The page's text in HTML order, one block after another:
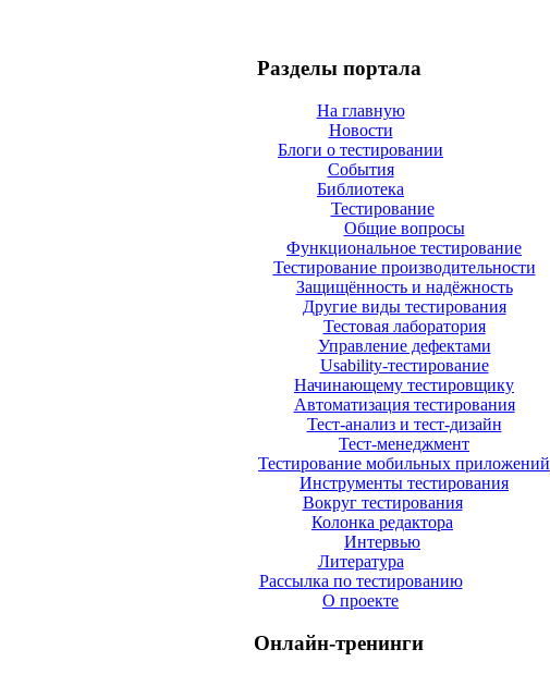
Разделы портала
На главную
Новости
Блоги о тестировании
События
Библиотека
Тестирование
Общие вопросы
Функциональное тестирование
Тестирование производительности
Защищённость и надёжность
Другие виды тестирования
Тестовая лаборатория
Управление дефектами
Usability-тестирование
Начинающему тестировщику
Автоматизация тестирования
Тест-анализ и тест-дизайн
Тест-менеджмент
Тестирование мобильных приложений
Инструменты тестирования
Вокруг тестирования
Колонка редактора
Интервью
Литература
Рассылка по тестированию
О проекте
Онлайн-тренинги